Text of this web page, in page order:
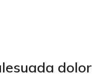
dolor